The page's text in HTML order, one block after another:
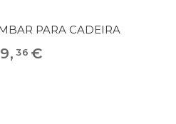
PARA CADEIRA
, 36 €